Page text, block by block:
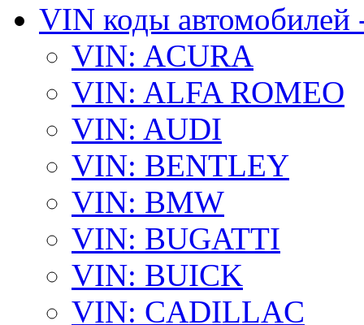
VIN коды автомобилей
VIN: ACURA
VIN: ALFA ROMEO
VIN: AUDI
VIN: BENTLEY
VIN: BMW
VIN: BUGATTI
VIN: BUICK
VIN: CADILLAC